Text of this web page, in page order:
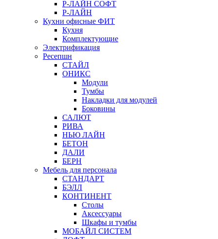
Р-ЛАЙН СОФТ
Р-ЛАЙН
Кухни офисные ФИТ
Кухня
Комплектующие
Электрификация
Ресепшн
СТАЙЛ
ОНИКС
Модули
Тумбы
Накладки для модулей
Боковины
САЛЮТ
РИВА
НЬЮ ЛАЙН
БЕТОН
ДАЛИ
БЕРН
Мебель для персонала
СТАНДАРТ
БЭЛЛ
КОНТИНЕНТ
Столы
Аксессуары
Шкафы и тумбы
МОБАЙЛ СИСТЕМ